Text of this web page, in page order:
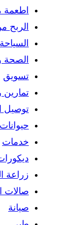
اطعمة
الربح
السياحة
الصحة
تسويق
تمارين
توصيل
حيوانات
خدمات
زراعة
صالات
صيانة